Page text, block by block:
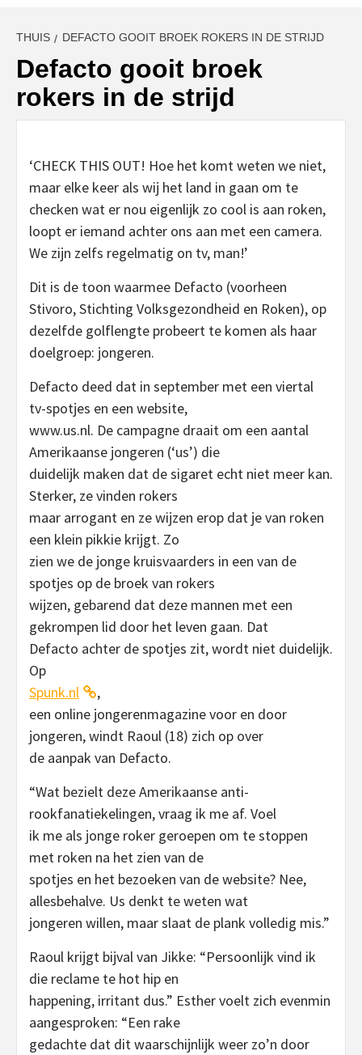
THUIS DEFACTO GOOIT BROEK ROKERS IN DE STRIJD
Defacto gooit broek
rokers in de strijd
‘CHECK THIS OUT! Hoe het komt weten we niet,
maar elke keer als wij het land in gaan om te
checken wat er nou eigenlijk zo cool is aan roken,
loopt er iemand achter ons aan met een camera.
We zijn zelfs regelmatig on tv, man!’
Dit is de toon waarmee Defacto (voorheen
Stivoro, Stichting Volksgezondheid en Roken), op
dezelfde golflengte probeert te komen als haar
doelgroep: jongeren.
Defacto deed dat in september met een viertal
tv-spotjes en een website,
www.us.nl. De campagne draait om een aantal
Amerikaanse jongeren (‘us’) die
duidelijk maken dat de sigaret echt niet meer kan.
Sterker, ze vinden rokers
maar arrogant en ze wijzen erop dat je van roken
een klein pikkie krijgt. Zo
zien we de jonge kruisvaarders in een van de
spotjes op de broek van rokers
wijzen, gebarend dat deze mannen met een
gekrompen lid door het leven gaan. Dat
Defacto achter de spotjes zit, wordt niet duidelijk.
Op
Spunk.nl
,
een online jongerenmagazine voor en door
jongeren, windt Raoul (18) zich op over
de aanpak van Defacto.
“Wat bezielt deze Amerikaanse anti-
rookfanatiekelingen, vraag ik me af. Voel
ik me als jonge roker geroepen om te stoppen
met roken na het zien van de
spotjes en het bezoeken van de website? Nee,
allesbehalve. Us denkt te weten wat
jongeren willen, maar slaat de plank volledig mis.”
Raoul krijgt bijval van Jikke: “Persoonlijk vind ik
die reclame te hot hip en
happening, irritant dus.” Esther voelt zich evenmin
aangesproken: “Een rake
gedachte dat dit waarschijnlijk weer zo’n door